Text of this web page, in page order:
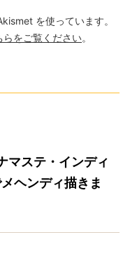
を使っています。
らをご覧ください。
マステ・インディ
ヘンディ描きま